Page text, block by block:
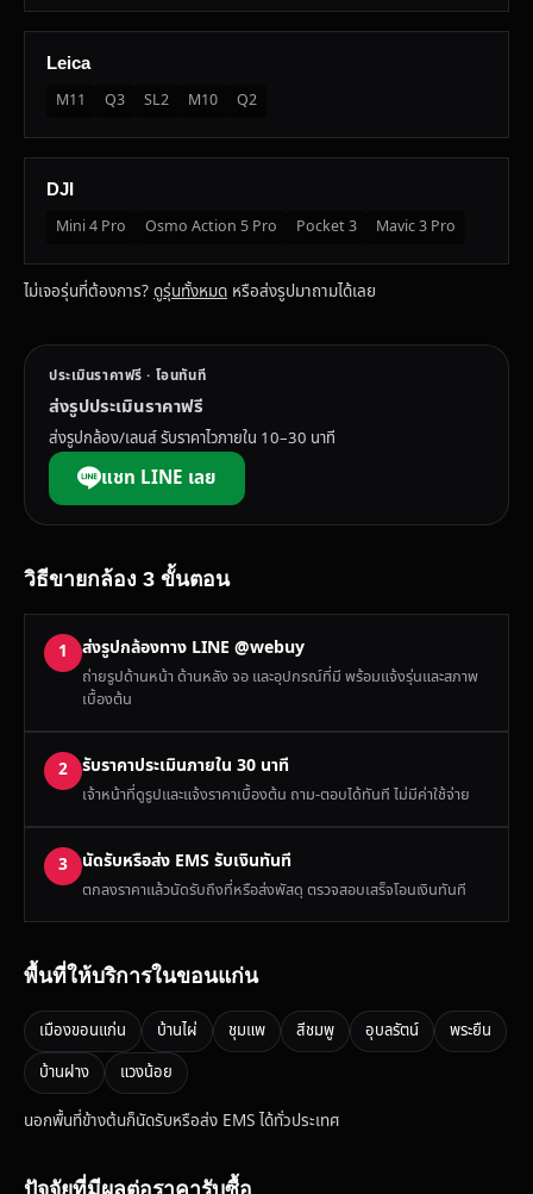
Leica
M11 Q3 SL2 M10 Q2
DJI
Mini 4 Pro Osmo Action 5 Pro Pocket 3 Mavic 3 Pro
ไม่เจอรุ่นที่ต้องการ? ดูรุ่นทั้งหมด หรือส่งรูปมาถามได้เลย
ประเมินราคาฟรี · โอนทันที
ส่งรูปประเมินราคาฟรี
ส่งรูปกล้อง/เลนส์ รับราคาไวภายใน 10–30 นาที
แชท LINE เลย
วิธีขายกล้อง 3 ขั้นตอน
1 ส่งรูปกล้องทาง LINE @webuy
ถ่ายรูปด้านหน้า ด้านหลัง จอ และอุปกรณ์ที่มี พร้อมแจ้งรุ่นและสภาพ
เบื้องต้น
2 รับราคาประเมินภายใน 30 นาที
เจ้าหน้าที่ดูรูปและแจ้งราคาเบื้องต้น ถาม-ตอบได้ทันที ไม่มีค่าใช้จ่าย
3 นัดรับหรือส่ง EMS รับเงินทันที
ตกลงราคาแล้วนัดรับถึงที่หรือส่งพัสดุ ตรวจสอบเสร็จโอนเงินทันที
พื้นที่ให้บริการในขอนแก่น
เมืองขอนแก่น บ้านไผ่ ชุมแพ สีชมพู อุบลรัตน์
พระยืน
บ้านฝาง
แวงน้อย
นอกพื้นที่ข้างต้นก็นัดรับหรือส่ง EMS ได้ทั่วประเทศ
ปัจจัยที่มีผลต่อราคารับซื้อ